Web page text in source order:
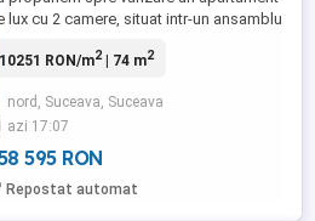
lux cu 2 camere, situat intr-un ansamblu
cei care apreciaza eleganta,
cu o suprafata utila de 75
ce combina perfect designul
cu functionalitatea, ...
10251 RON/m2| 74 m2
nord, Suceava, Suceava
azi 17:07
595 RON
Repostat automat